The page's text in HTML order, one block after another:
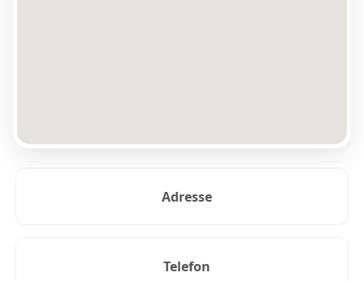
Adresse
Telefon